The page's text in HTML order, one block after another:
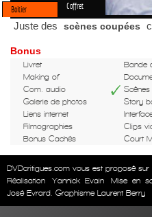
Boitier Coffret
Juste des scènes coupées
Bonus
Livret Bande
Making of
Com. audio
Scènes
Galerie de photos
Story
Liens internet
Filmographies
Clips
Bonus Cachés
Court
DVDcritiques.com vous est proposé sur
Réalisation
Yannick Evain Mise en
José Evrard. Graphisme Laurent Berry